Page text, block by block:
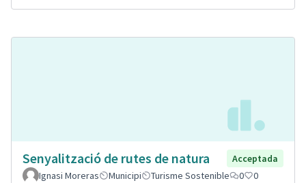
Senyalització de rutes de natura
Acceptada
Ignasi Moreras
Municipi Turisme Sostenible 0 0